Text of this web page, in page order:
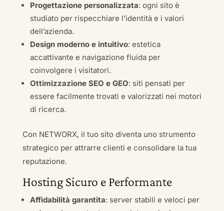
Progettazione personalizzata: ogni sito è
studiato per rispecchiare l’identità e i valori
dell’azienda.
Design moderno e intuitivo: estetica
accattivante e navigazione fluida per
coinvolgere i visitatori.
Ottimizzazione SEO e GEO: siti pensati per
essere facilmente trovati e valorizzati nei motori
di ricerca.
Con NETWORX, il tuo sito diventa uno strumento
strategico per attrarre clienti e consolidare la tua
reputazione.
Hosting Sicuro e Performante
Affidabilità garantita: server stabili e veloci per